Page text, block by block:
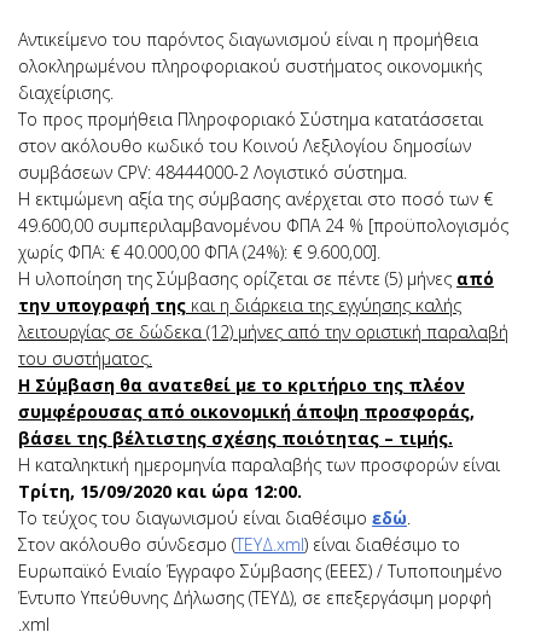
Αντικείμενο του παρόντος διαγωνισμού είναι η προμήθεια
ολοκληρωμένου πληροφοριακού συστήματος οικονομικής
διαχείρισης.
Το προς προμήθεια Πληροφοριακό Σύστημα κατατάσσεται
στον ακόλουθο κωδικό του Κοινού Λεξιλογίου δημοσίων
συμβάσεων CPV: 48444000-2 Λογιστικό σύστημα.
Η εκτιμώμενη αξία της σύμβασης ανέρχεται στο ποσό των €
49.600,00 συμπεριλαμβανομένου ΦΠΑ 24 % [προϋπολογισμός
χωρίς ΦΠΑ: € 40.000,00 ΦΠΑ (24%): € 9.600,00].
Η υλοποίηση της Σύμβασης ορίζεται σε πέντε (5) μήνες από
την υπογραφή της και η διάρκεια της εγγύησης καλής
λειτουργίας σε δώδεκα (12) μήνες από την οριστική παραλαβή
του συστήματος.
Η Σύμβαση θα ανατεθεί με το κριτήριο της πλέον
συμφέρουσας από οικονομική άποψη προσφοράς,
βάσει της βέλτιστης σχέσης ποιότητας – τιμής.
Η καταληκτική ημερομηνία παραλαβής των προσφορών είναι
Τρίτη, 15/09/2020 και ώρα 12:00.
Το τεύχος του διαγωνισμού είναι διαθέσιμο εδώ.
Στον ακόλουθο σύνδεσμο (ΤΕΥΔ.xml) είναι διαθέσιμo το
Ευρωπαϊκό Ενιαίο Έγγραφο Σύμβασης (ΕΕΕΣ) / Τυποποιημένο
Έντυπο Υπεύθυνης Δήλωσης (ΤΕΥΔ), σε επεξεργάσιμη μορφή
.xml